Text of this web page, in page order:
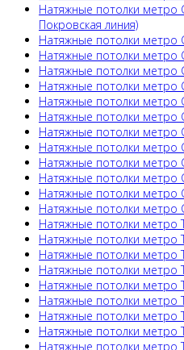
Натяжные потолки метро
Покровская линия)
Натяжные потолки метро
Натяжные потолки метро
Натяжные потолки метро
Натяжные потолки метро
Натяжные потолки метро
Натяжные потолки метро
Натяжные потолки метро
Натяжные потолки метро
Натяжные потолки метро
Натяжные потолки метро
Натяжные потолки метро
Натяжные потолки метро
Натяжные потолки метро
Натяжные потолки метро
Натяжные потолки метро
Натяжные потолки метро
Натяжные потолки метро
Натяжные потолки метро
Натяжные потолки метро
Натяжные потолки метро
Натяжные потолки метро